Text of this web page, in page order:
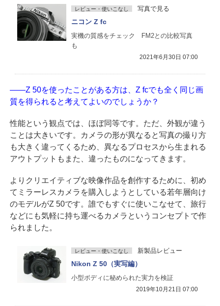
レビュー・使いこなし 写真で見る
ニコン Z fc
実機の質感をチェック FM2との比較写真
も
2021年6月30日 07:00
——Z 50を使ったことがある方は、Z fcでも全く同じ画
質を得られると考えてよいのでしょうか？
性能という観点では、ほぼ同等です。ただ、外観が違う
ことは大きいです。カメラの形が異なると写真の撮り方
も大きく違ってくるため、異なるプロセスから生まれる
アウトプットもまた、違ったものになってきます。
よりクリエイティブな映像作品を創作するために、初め
てミラーレスカメラを購入しようとしている若年層向け
のモデルがZ 50です。誰でもすぐに使いこなせて、旅行
などにも気軽に持ち運べるカメラというコンセプトで作
られました。
レビュー・使いこなし 新製品レビュー
Nikon Z 50（実写編）
小型ボディに秘められた実力を検証
2019年10月21日 07:00